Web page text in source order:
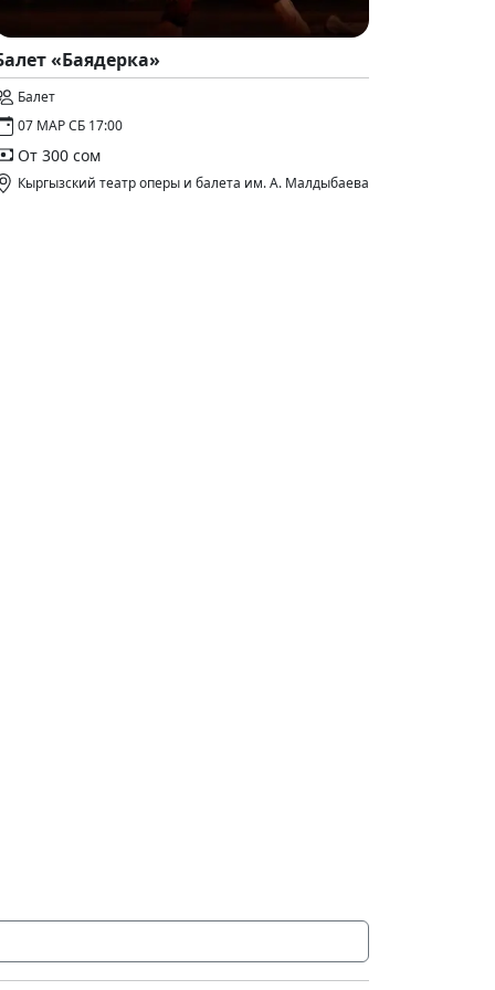
«Баядерка»
Балет
07 МАР СБ 17:00
От 300 сом
Кыргызский театр оперы и балета им. А. Малдыбаева